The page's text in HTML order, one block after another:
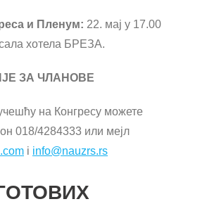
и Пленум: 22. мај у 17.00
хотела БРЕЗА.
ЗА ЧЛАНОВЕ
на Конгресу можете
018/4284333 или мејл
i info@nauzrs.rs